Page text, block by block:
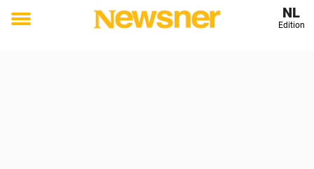
Toggle
NL
Edition